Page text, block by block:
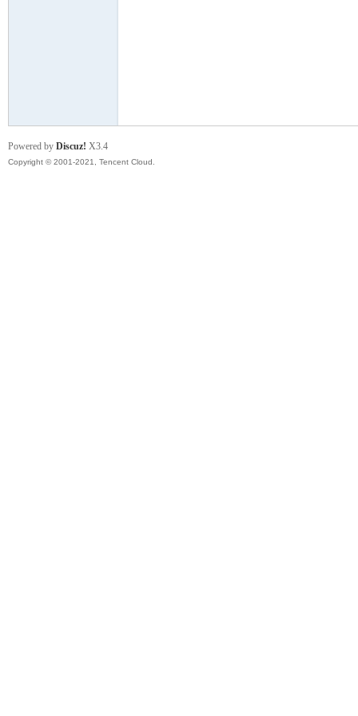
综
Powered by Discuz! X3.4
Copyright © 2001-2021, Tencent Cloud.